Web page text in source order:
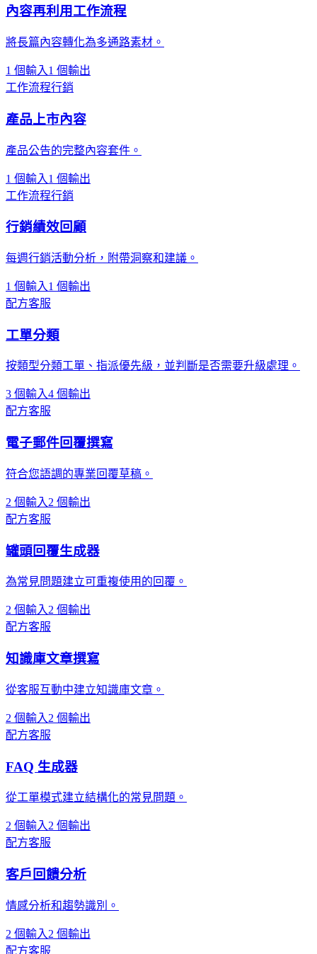
內容再利用工作流程
將長篇內容轉化為多通路素材。
1 個輸入 1 個輸出
工作流程行銷
產品上市內容
產品公告的完整內容套件。
1 個輸入 1 個輸出
工作流程行銷
行銷績效回顧
每週行銷活動分析，附帶洞察和建議。
1 個輸入 1 個輸出
配方客服
工單分類
按類型分類工單、指派優先級，並判斷是否需要升級處理。
3 個輸入4 個輸出
配方客服
電子郵件回覆撰寫
符合您語調的專業回覆草稿。
2 個輸入 2 個輸出
配方客服
罐頭回覆生成器
為常見問題建立可重複使用的回覆。
2 個輸入 2 個輸出
配方客服
知識庫文章撰寫
從客服互動中建立知識庫文章。
2 個輸入 2 個輸出
配方客服
FAQ 生成器
從工單模式建立結構化的常見問題。
2 個輸入 2 個輸出
配方客服
客戶回饋分析
情感分析和趨勢識別。
2 個輸入 2 個輸出
配方客服